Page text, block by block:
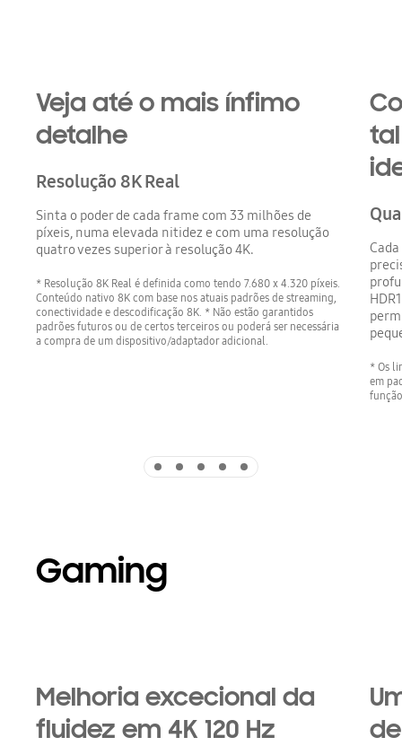
Veja até o mais ínfimo
detalhe
Resolução 8K Real
Sinta o poder de cada frame com 33 milhões de
píxeis, numa elevada nitidez e com uma resolução
quatro vezes superior à resolução 4K.
* Resolução 8K Real é definida como tendo 7.680 x 4.320 píxeis.
Conteúdo nativo 8K com base nos atuais padrões de streaming,
conectividade e descodificação 8K. * Não estão garantidos
padrões futuros ou de certos terceiros ou poderá ser necessária
a compra de um dispositivo/adaptador adicional.
* Os
em
Gaming
Melhoria excecional da
fluidez em 4K 120 Hz